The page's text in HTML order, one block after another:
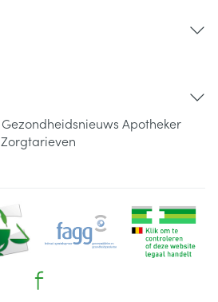
Gezondheidsnieuws Apotheker
Zorgtarieven